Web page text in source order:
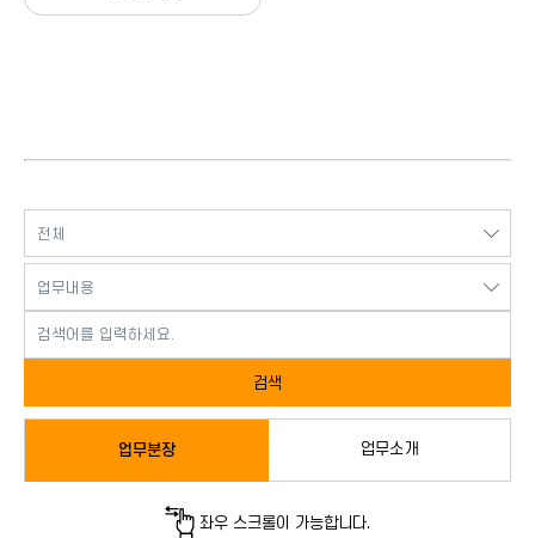
검색
업무분장 업무소개
업무분장 내용시작좌우 스크롤이 가능합니다.